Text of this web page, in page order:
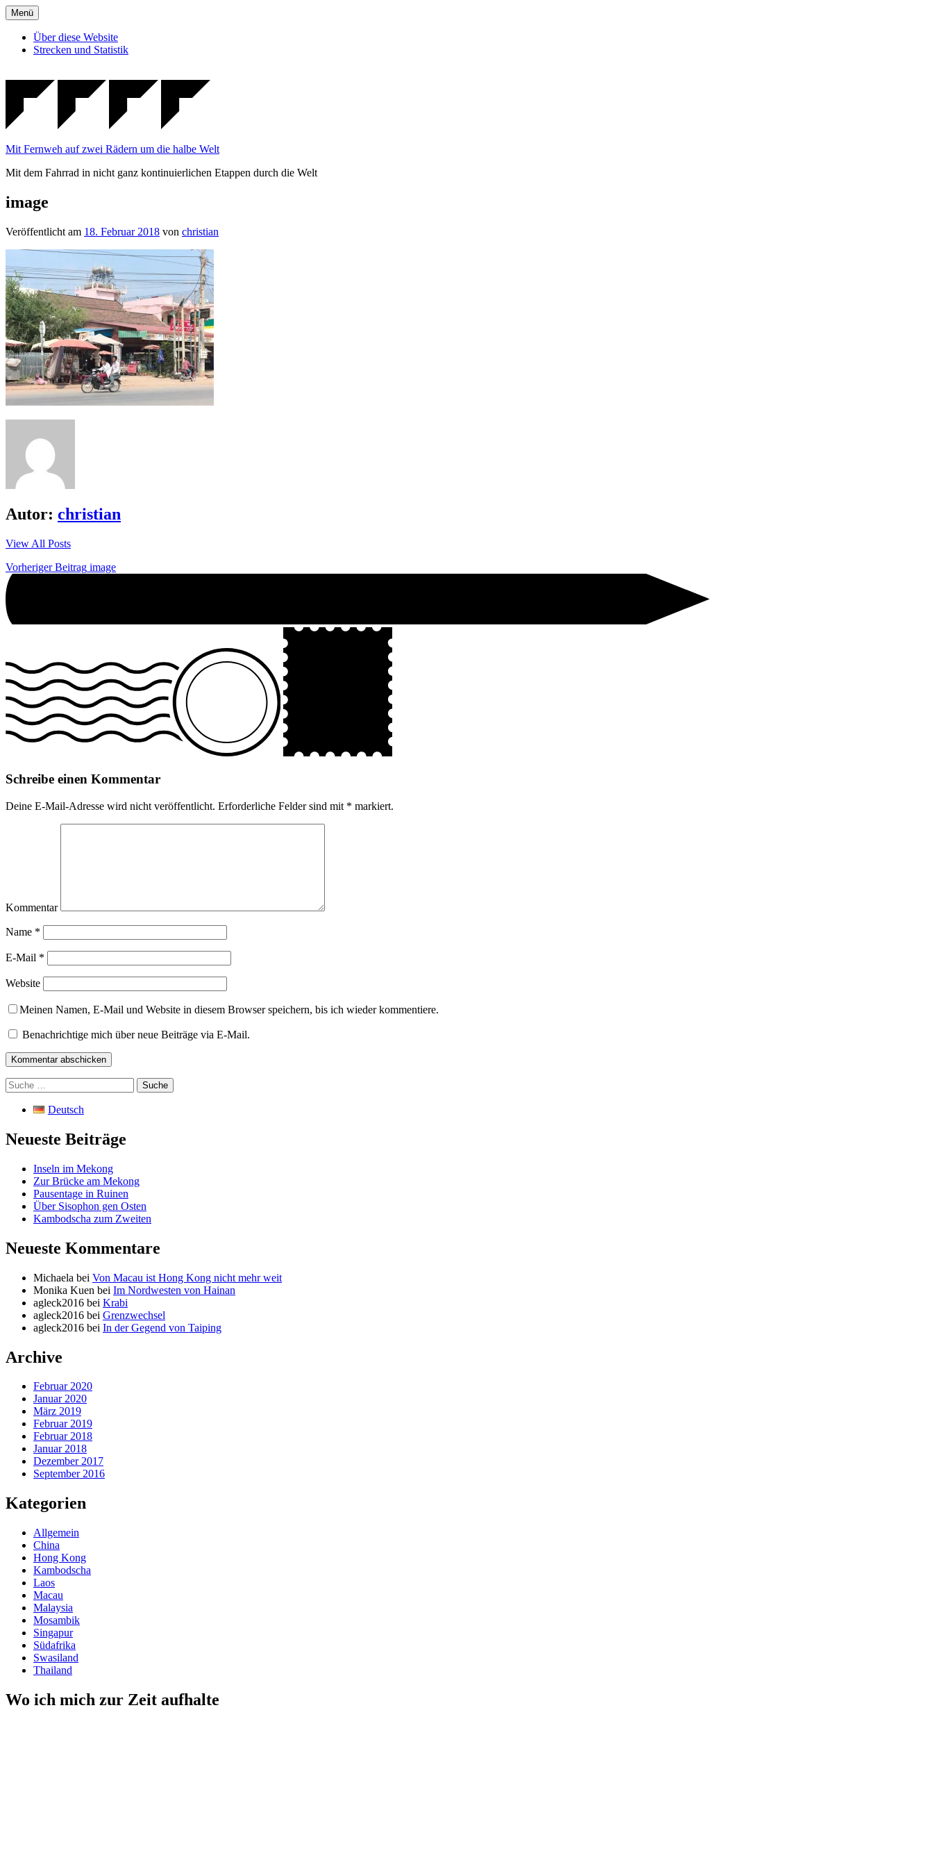
Zum
Inhalt
springen
Menü
Über diese Website
Strecken und Statistik
Mit Fernweh auf zwei Rädern um die halbe Welt
Mit dem Fahrrad in nicht ganz kontinuierlichen Etappen durch die Welt
image
Veröffentlicht am 18. Februar 2018 von christian
Autor: christian
View All Posts
Beitrags-
Navigation
Vorheriger Beitrag image
Schreibe einen Kommentar
Deine E-Mail-Adresse wird nicht veröffentlicht. Erforderliche Felder sind mit * markiert.
Kommentar
Name *
E-Mail *
Website
Meinen Namen, E-Mail und Website in diesem Browser speichern, bis ich wieder kommentiere.
Benachrichtige mich über neue Beiträge via E-Mail.
Suche
nach:
Deutsch
Neueste Beiträge
Inseln im Mekong
Zur Brücke am Mekong
Pausentage in Ruinen
Über Sisophon gen Osten
Kambodscha zum Zweiten
Neueste Kommentare
Michaela bei Von Macau ist Hong Kong nicht mehr weit
Monika Kuen bei Im Nordwesten von Hainan
agleck2016 bei Krabi
agleck2016 bei Grenzwechsel
agleck2016 bei In der Gegend von Taiping
Archive
Februar 2020
Januar 2020
März 2019
Februar 2019
Februar 2018
Januar 2018
Dezember 2017
September 2016
Kategorien
Allgemein
China
Hong Kong
Kambodscha
Laos
Macau
Malaysia
Mosambik
Singapur
Südafrika
Swasiland
Thailand
Wo ich mich zur Zeit aufhalte